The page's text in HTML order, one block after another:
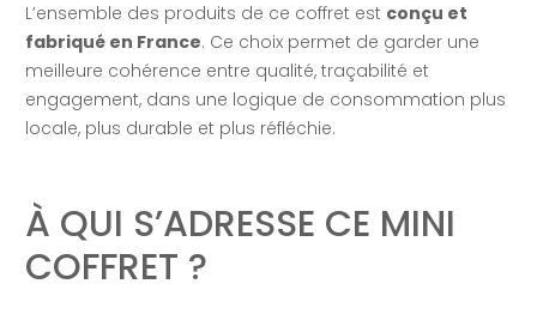
L’ensemble des produits de ce coffret est conçu et
fabriqué en France. Ce choix permet de garder une
meilleure cohérence entre qualité, traçabilité et
engagement, dans une logique de consommation plus
locale, plus durable et plus réfléchie.
À QUI S’ADRESSE CE MINI
COFFRET ?